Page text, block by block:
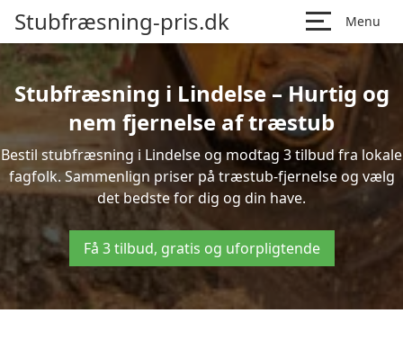
Stubfræsning-pris.dk Menu
Stubfræsning i Lindelse – Hurtig og
nem fjernelse af træstub
Bestil stubfræsning i Lindelse og modtag 3 tilbud fra lokale
fagfolk. Sammenlign priser på træstub-fjernelse og vælg
det bedste for dig og din have.
Få 3 tilbud, gratis og uforpligtende